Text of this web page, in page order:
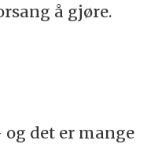
å gjøre.
det er mange